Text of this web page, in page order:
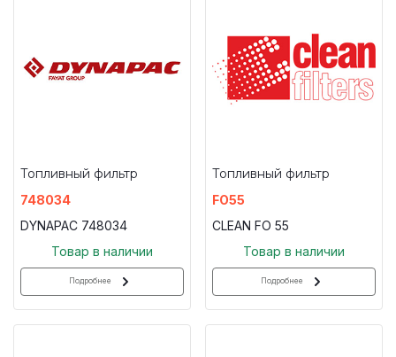
Топливный фильтр
748034
DYNAPAC 748034
Товар в наличии
Подробнее
Топливный фильтр
FO55
CLEAN FO 55
Товар в наличии
Подробнее